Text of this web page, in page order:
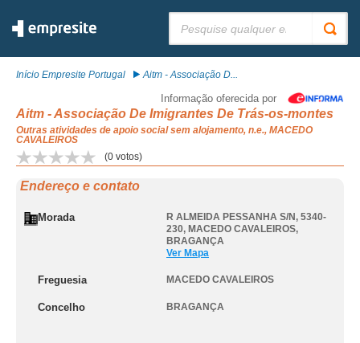
Início Empresite Portugal Aitm - Associação D...
Informação oferecida por
Aitm - Associação De Imigrantes De Trás-os-montes
Outras atividades de apoio social sem alojamento, n.e., MACEDO
CAVALEIROS
(0 votos)
Endereço e contato
Morada
R ALMEIDA PESSANHA S/N, 5340-
230, MACEDO CAVALEIROS,
BRAGANÇA
Ver Mapa
Freguesia MACEDO CAVALEIROS
Concelho BRAGANÇA